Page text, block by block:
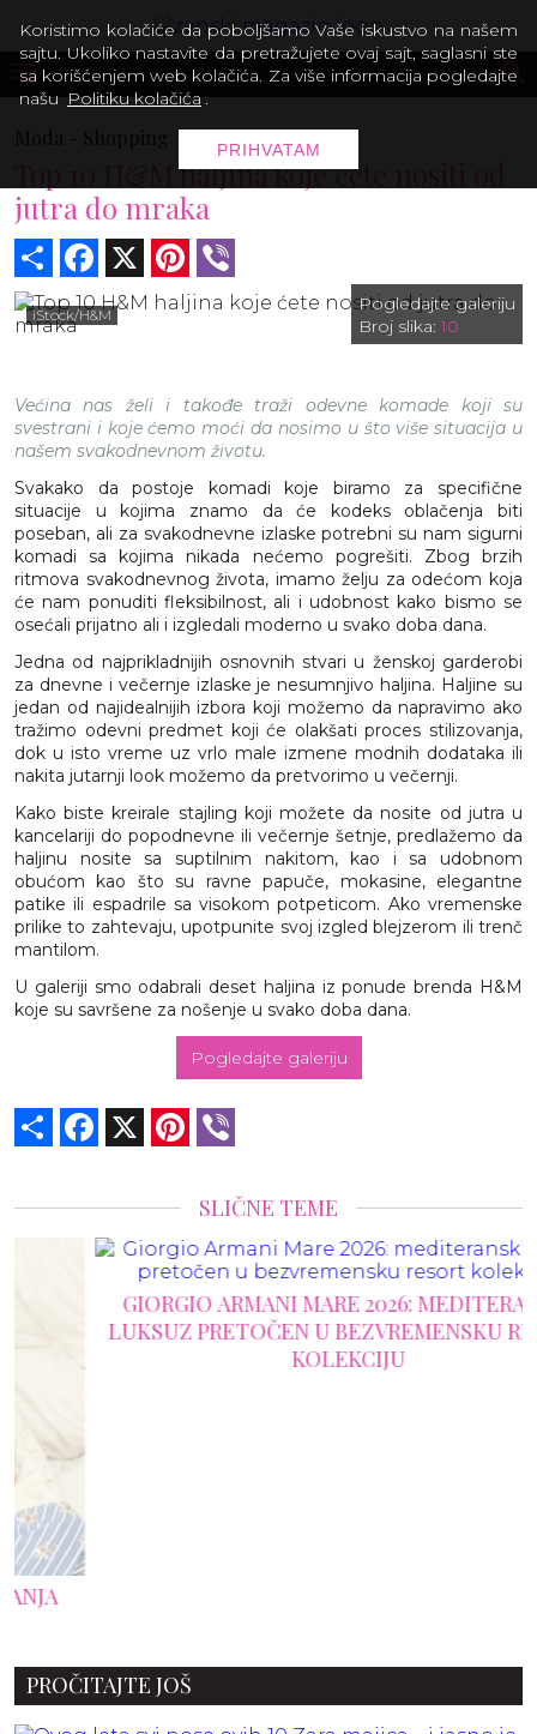
Top 10 H&M haljina koje ćete nositi od
jutra do mraka
Share Facebook Pinterest
iStock/H&M
Pogledajte galeriju
Broj slika:10
Većina nas želi i takođe traži odevne komade koji su
svestrani i koje ćemo moći da nosimo u što više situacija u
našem svakodnevnom životu.
Svakako da postoje komadi koje biramo za specifične
situacije u kojima znamo da će kodeks oblačenja biti
poseban, ali za svakodnevne izlaske potrebni su nam sigurni
komadi sa kojima nikada nećemo pogrešiti. Zbog brzih
ritmova svakodnevnog života, imamo želju za odećom koja
će nam ponuditi fleksibilnost, ali i udobnost kako bismo se
osećali prijatno ali i izgledali moderno u svako doba dana.
Jedna od najprikladnijih osnovnih stvari u ženskoj garderobi
za dnevne i večernje izlaske je nesumnjivo haljina. Haljine su
jedan od najidealnijih izbora koji možemo da napravimo ako
tražimo odevni predmet koji će olakšati proces stilizovanja,
dok u isto vreme uz vrlo male izmene modnih dodataka ili
nakita jutarnji look možemo da pretvorimo u večernji.
Kako biste kreirale stajling koji možete da nosite od jutra u
kancelariji do popodnevne ili večernje šetnje, predlažemo da
haljinu nosite sa suptilnim nakitom, kao i sa udobnom
obućom kao što su ravne papuče, mokasine, elegantne
patike ili espadrile sa visokom potpeticom. Ako vremenske
prilike to zahtevaju, upotpunite svoj izgled blejzerom ili trenč
mantilom.
U galeriji smo odabrali deset haljina iz ponude brenda H&M
koje su savršene za nošenje u svako doba dana.
Pogledajte galeriju
Share Facebook Pinterest
SLIČNE TEME
GIORGIO ARMANI MARE 2026: MEDITERANSKI
LUKSUZ PRETOČEN U BEZVREMENSKU RESORT
KOLEKCIJU
PROČITAJTE JOŠ
Koristimo kolačiće da poboljšamo Vaše iskustvo na našem
sajtu. Ukoliko nastavite da pretražujete ovaj sajt, saglasni ste
sa korišćenjem web kolačića. Za više informacija pogledajte
našu Politiku kolačića .
PRIHVATAM